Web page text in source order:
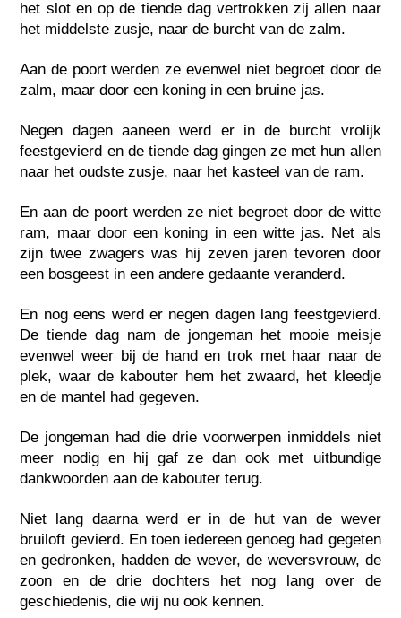
het slot en op de tiende dag vertrokken zij allen naar
het middelste zusje, naar de burcht van de zalm.
Aan de poort werden ze evenwel niet begroet door de
zalm, maar door een koning in een bruine jas.
Negen dagen aaneen werd er in de burcht vrolijk
feestgevierd en de tiende dag gingen ze met hun allen
naar het oudste zusje, naar het kasteel van de ram.
En aan de poort werden ze niet begroet door de witte
ram, maar door een koning in een witte jas. Net als
zijn twee zwagers was hij zeven jaren tevoren door
een bosgeest in een andere gedaante veranderd.
En nog eens werd er negen dagen lang feestgevierd.
De tiende dag nam de jongeman het mooie meisje
evenwel weer bij de hand en trok met haar naar de
plek, waar de kabouter hem het zwaard, het kleedje
en de mantel had gegeven.
De jongeman had die drie voorwerpen inmiddels niet
meer nodig en hij gaf ze dan ook met uitbundige
dankwoorden aan de kabouter terug.
Niet lang daarna werd er in de hut van de wever
bruiloft gevierd. En toen iedereen genoeg had gegeten
en gedronken, hadden de wever, de weversvrouw, de
zoon en de drie dochters het nog lang over de
geschiedenis, die wij nu ook kennen.